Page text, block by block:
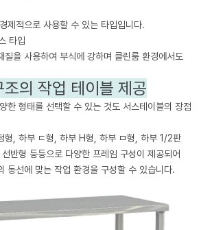
제적으로 사용할 수 있는 타입입니다.
타입
질을 사용하여 부식에 강하며 클린룸 환경에서도
의 작업 테이블 제공
한 형태를 선택할 수 있는 것도 서스테이블의 장점
형, 하부 ㄷ형, 하부 H형, 하부 ㅁ형, 하부 1/2판
반형 등등으로 다양한 프레임 구성이 제공되어
동선에 맞는 작업 환경을 구성할 수 있습니다.